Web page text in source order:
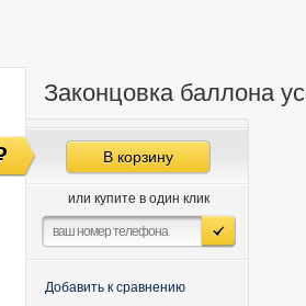
Законцовка баллона
В корзину
или купите в один клик
Добавить к сравнению